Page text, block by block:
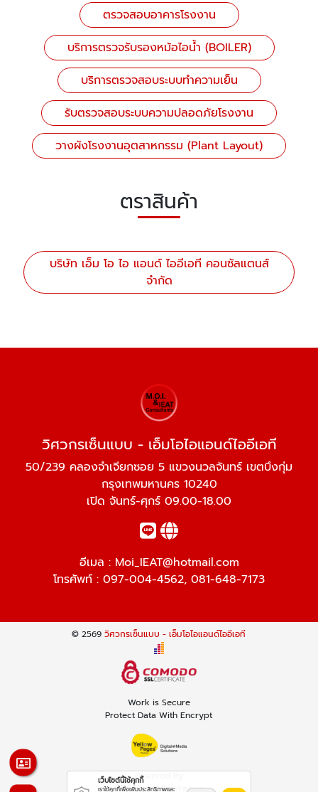
ตรวจสอบอาคารโรงงาน
บริการตรวจรับรองหม้อไอน้ำ (BOILER)
บริการตรวจสอบระบบทำความเย็น
รับตรวจสอบระบบความปลอดภัยโรงงาน
วางผังโรงงานอุตสาหกรรม (Plant Layout)
ตราสินค้า
บริษัท เอ็ม โอ ไอ แอนด์ ไออีเอที คอนซัลแตนส์
จำกัด
วิศวกรเซ็นแบบ - เอ็มโอไอแอนด์ไออีเอที
50/239 คลองจำเจียกซอย 5 แขวงนวลจันทร์ เขตบึงกุ่ม
กรุงเทพมหานคร 10240
เปิด จันทร์-ศุกร์ 09.00-18.00
อีเมล : Moi_IEAT@hotmail.com
โทรศัพท์ : 097-004-4562, 081-648-7173
© 2569วิศวกรเซ็นแบบ - เอ็มโอไอแอนด์ไออีเอที
Work is Secure
Protect Data With Encrypt
Powered By
Thailand YellowPages
เว็บไซต์นี้ใช้คุกกี้
เราใช้คุกกี้เพื่อเพิ่มประสิทธิภาพและ